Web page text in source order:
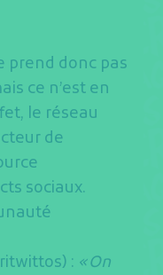
prend donc pas
ce n’est en
le réseau
de
sociaux.
: « On